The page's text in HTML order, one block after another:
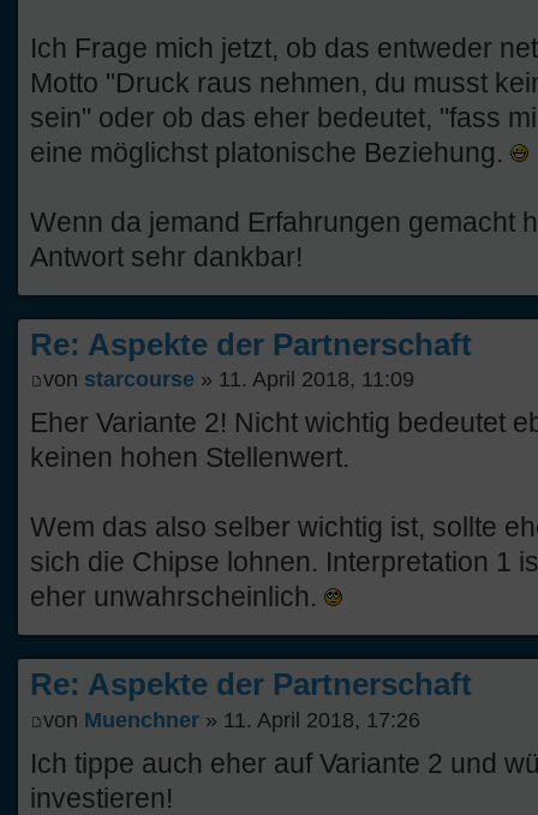
Ich Frage mich jetzt, ob das entweder
Motto "Druck raus nehmen, du musst
sein" oder ob das eher bedeutet, "fass
eine möglichst platonische Beziehung.
Wenn da jemand Erfahrungen gemacht
Antwort sehr dankbar!
Re: Aspekte der Partnerschaft
von starcourse » 11. April 2018, 11:09
Eher Variante 2! Nicht wichtig bedeutet
keinen hohen Stellenwert.
Wem das also selber wichtig ist, sollte
sich die Chipse lohnen. Interpretation 1
eher unwahrscheinlich.
Re: Aspekte der Partnerschaft
von Muenchner » 11. April 2018, 17:26
Ich tippe auch eher auf Variante 2 und
investieren!